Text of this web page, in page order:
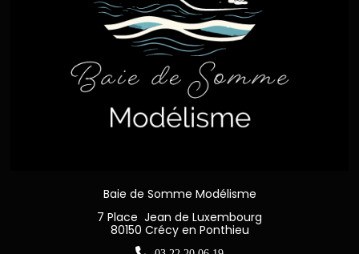
Baie de Somme Modélisme
7 Place Jean de Luxembourg
80150 Crécy en Ponthieu